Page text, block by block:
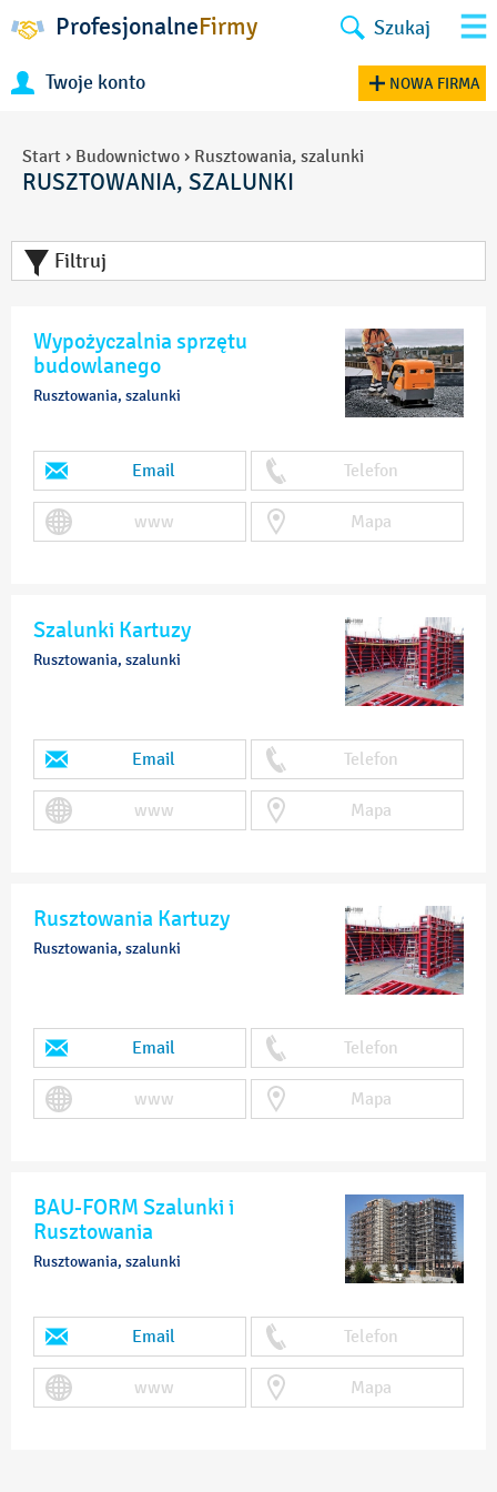
ProfesjonalneFirmy Szukaj
Twoje konto NOWA FIRMA
Start › Budownictwo › Rusztowania, szalunki
RUSZTOWANIA, SZALUNKI
Filtruj
Wypożyczalnia sprzętu
budowlanego
Rusztowania, szalunki
Email Telefon
www Mapa
Szalunki Kartuzy
Rusztowania, szalunki
Email Telefon
www Mapa
Rusztowania Kartuzy
Rusztowania, szalunki
Email Telefon
www Mapa
BAU-FORM Szalunki i
Rusztowania
Rusztowania, szalunki
Email Telefon
www Mapa